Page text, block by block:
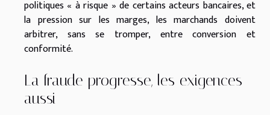
politiques « à risque » de certains acteurs bancaires, et
la pression sur les marges, les marchands doivent
arbitrer, sans se tromper, entre conversion et
conformité.
La fraude progresse, les exigences
aussi